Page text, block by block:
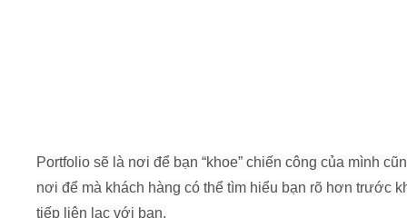
Portfolio sẽ là nơi để bạn “khoe” chiến công của mình
nơi để mà khách hàng có thể tìm hiểu bạn rõ hơn trước
tiếp liên lạc với bạn.